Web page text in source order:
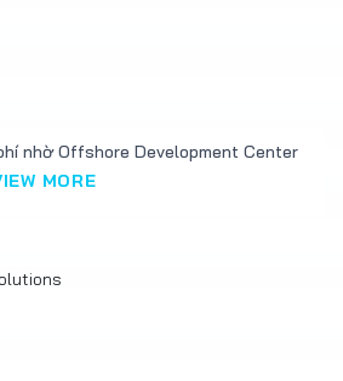
nhờ Offshore Development Center
MORE